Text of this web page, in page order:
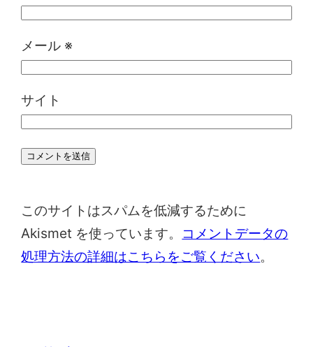
メール ※
サイト
このサイトはスパムを低減するために
Akismet を使っています。
コメントデータの
処理方法の詳細はこちらをご覧ください。